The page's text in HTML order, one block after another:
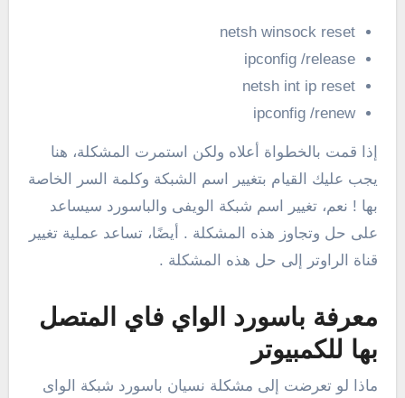
netsh winsock reset
ipconfig /release
netsh int ip reset
ipconfig /renew
إذا قمت بالخطواة أعلاه ولكن استمرت المشكلة، هنا
يجب عليك القيام بتغيير اسم الشبكة وكلمة السر الخاصة
بها ! نعم، تغيير اسم شبكة الويفى والباسورد سيساعد
على حل وتجاوز هذه المشكلة . أيضًا، تساعد عملية تغيير
قناة الراوتر إلى حل هذه المشكلة .
معرفة باسورد الواي فاي المتصل
بها للكمبيوتر
ماذا لو تعرضت إلى مشكلة نسيان باسورد شبكة الواى